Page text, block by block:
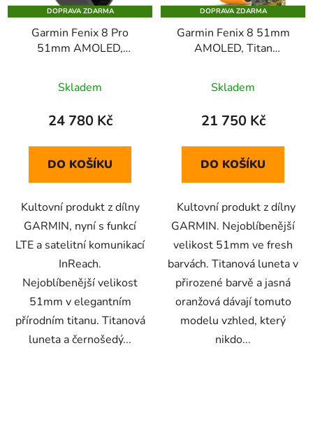
DOPRAVA ZDARMA
Garmin Fenix 8 Pro
51mm AMOLED,
Skladem
24 780 Kč
DO KOŠÍKU
Kultovní produkt z dílny
GARMIN, nyní s funkcí
LTE a satelitní komunikací
InReach.
Nejoblíbenější velikost
51mm v elegantním
přírodním titanu. Titanová
luneta a černošedý...
DOPRAVA ZDARMA
Garmin Fenix 8 51mm
AMOLED, Titan
Orange
Skladem
21 750 Kč
DO KOŠÍKU
Kultovní produkt z dílny
GARMIN. Nejoblíbenější
velikost 51mm ve fresh
barvách. Titanová luneta v
přirozené barvě a jasná
oranžová dávají tomuto
modelu vzhled, který
nikdo...